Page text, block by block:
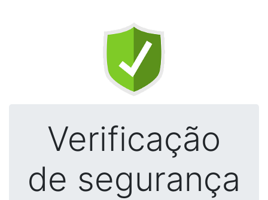
Verificação
de segurança